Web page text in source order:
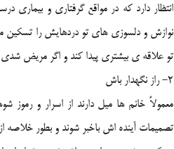
انتظار دارد که در مواقع گرفتاري و
نوازش و دلسوزي هاي تو دردهايش را
تو علاقه ي بيشتري پيدا کند و اگر مريض
2- راز نگهدار باش
معمولاً خانم ها ميل دارند از اسرار و
تصميمات آينده اش باخبر شوند و بطور خلاصه از